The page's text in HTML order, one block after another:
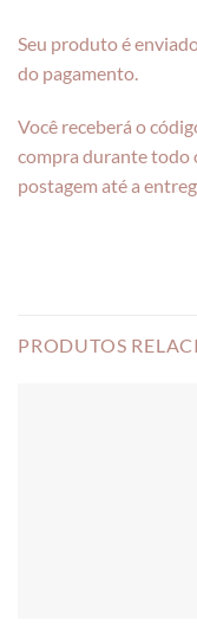
Seu produto é
do pagamento.
Você receberá o
compra durante todo
postagem até a
PRODUTOS